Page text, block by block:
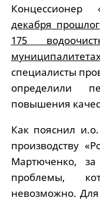
Концессионер
декабря
175
специалисты
определили
повышения
Как пояснил
производству
Мартюченко,
проблемы,
невозможно.